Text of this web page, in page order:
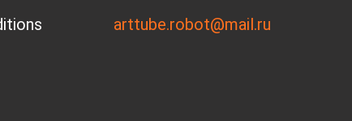
arttube.robot@mail.ru